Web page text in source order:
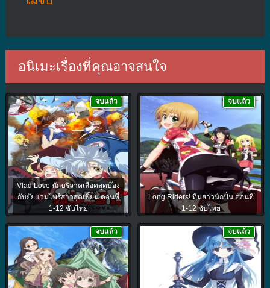
อนิเมะเรื่องที่คุณอาจสนใจ
Vlad Love นักบริจาคเลือดสุดบ๊อง
กับยัยแวมไพร์สาวสุดเพี้ยน ตอนที่
1-12 ซับไทย
จบแล้ว
Long Riders! ทีมสาวนักปั่น ตอนที่
1-12 ซับไทย
จบแล้ว
จบแล้ว จบแล้ว